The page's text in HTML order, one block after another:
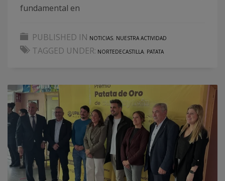
fundamental en
PUBLISHED IN NOTICIAS, NUESTRA ACTIVIDAD
TAGGED UNDER: NORTEDECASTILLA, PATATA